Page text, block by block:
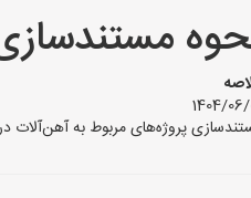
1404/
پروژه‌های مربوط به آهن‌آلات